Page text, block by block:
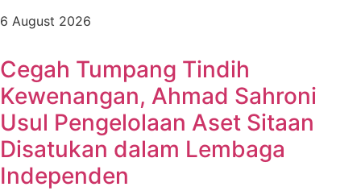
6 August 2026
Cegah Tumpang Tindih
Kewenangan, Ahmad Sahroni
Usul Pengelolaan Aset Sitaan
Disatukan dalam Lembaga
Independen